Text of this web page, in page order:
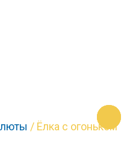
/ Ёлка с огоньком